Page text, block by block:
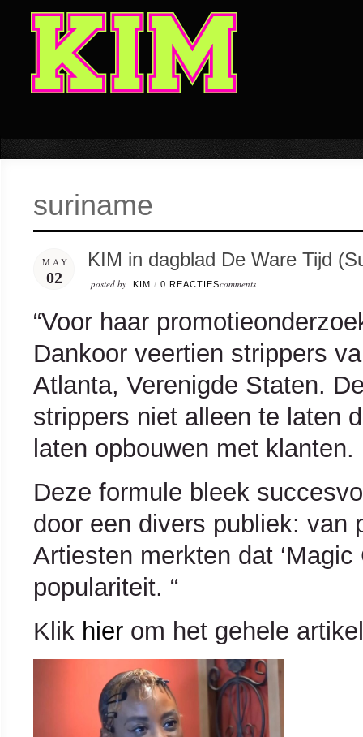
suriname
MAY
02
KIM in dagblad De Ware Tijd
posted by KIM / 0 REACTIEScomments
“Voor haar
Dankoor veertien strippers
Atlanta, Verenigde Staten.
strippers niet alleen te laten
laten opbouwen met klanten.
Deze formule bleek
door een divers publiek: van
Artiesten merkten dat
populariteit. “
Klik hier om het gehele